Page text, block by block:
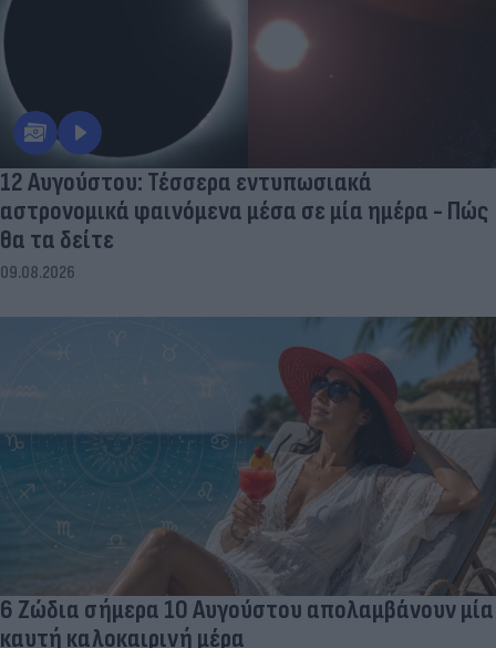
12 Αυγούστου: Τέσσερα εντυπωσιακά
αστρονομικά φαινόμενα μέσα σε μία ημέρα - Πώς
θα τα δείτε
09.08.2026
6 Ζώδια σήμερα 10 Αυγούστου απολαμβάνουν μία
καυτή καλοκαιρινή μέρα